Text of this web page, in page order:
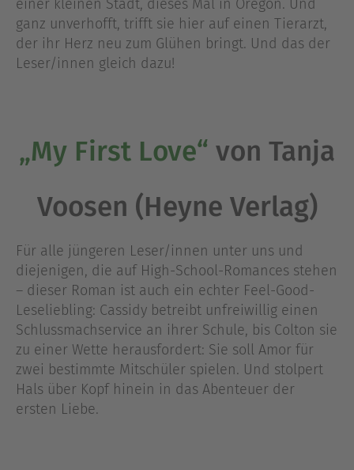
einer kleinen Stadt, dieses Mal in Oregon. Und
ganz unverhofft, trifft sie hier auf einen Tierarzt,
der ihr Herz neu zum Glühen bringt. Und das der
Leser/innen gleich dazu!
„My First Love“ von Tanja
Voosen (Heyne Verlag)
Für alle jüngeren Leser/innen unter uns und
diejenigen, die auf High-School-Romances stehen
– dieser Roman ist auch ein echter Feel-Good-
Leseliebling: Cassidy betreibt unfreiwillig einen
Schlussmachservice an ihrer Schule, bis Colton sie
zu einer Wette herausfordert: Sie soll Amor für
zwei bestimmte Mitschüler spielen. Und stolpert
Hals über Kopf hinein in das Abenteuer der
ersten Liebe.